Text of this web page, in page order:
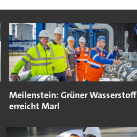
Meilenstein: Grüner Wasserstoff
erreicht Marl